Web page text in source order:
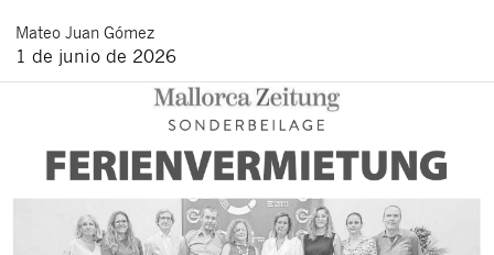
Mateo Juan Gómez
1 de junio de 2026